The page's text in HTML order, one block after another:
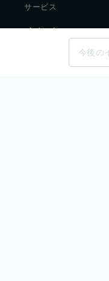
サービス
イベント
今後の